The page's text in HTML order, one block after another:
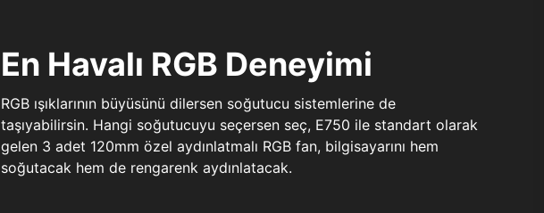
En Havalı RGB Deneyimi
RGB ışıklarının büyüsünü dilersen soğutucu sistemlerine de
taşıyabilirsin. Hangi soğutucuyu seçersen seç, E750 ile standart olarak
gelen 3 adet 120mm özel aydınlatmalı RGB fan, bilgisayarını hem
soğutacak hem de rengarenk aydınlatacak.